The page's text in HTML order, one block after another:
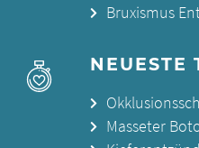
Bruxismus
NEUESTE
Masseter